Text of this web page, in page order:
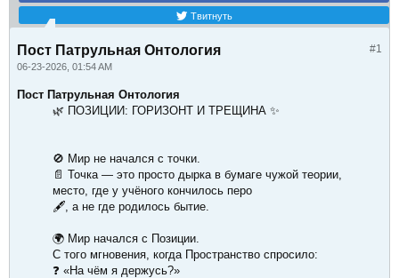
Твитнуть
#1
Пост Патрульная Онтология
06-23-2026, 01:54 AM
Пост Патрульная Онтология
🌿 ПОЗИЦИИ: ГОРИЗОНТ И ТРЕЩИНА ✨
🚫 Мир не начался с точки.
📄 Точка — это просто дырка в бумаге чужой теории,
место, где у учёного кончилось перо
🖋️, а не где родилось бытие.
🌍 Мир начался с Позиции.
С того мгновения, когда Пространство спросило:
❓ «На чём я держусь?»